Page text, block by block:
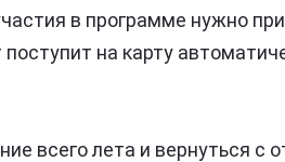
в программе нужно
на карту
всего лета и вернуться с